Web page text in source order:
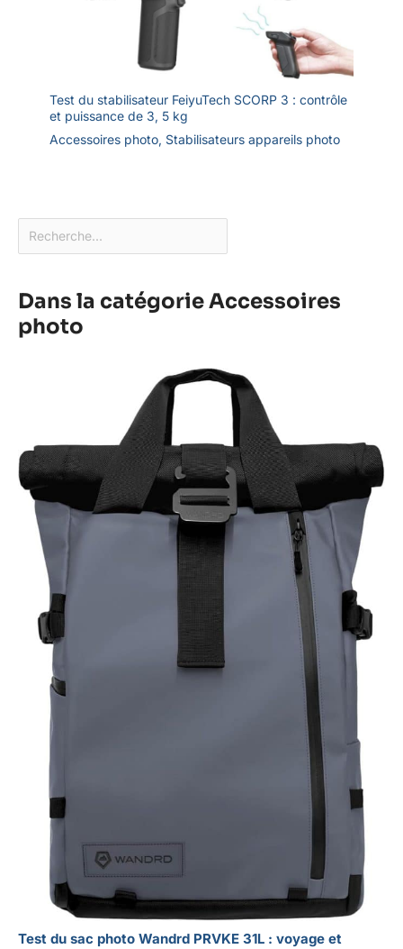
Test du stabilisateur FeiyuTech SCORP 3 : contrôle
et puissance de 3, 5 kg
Accessoires photo, Stabilisateurs appareils photo
Dans la catégorie Accessoires
photo
Test du sac photo Wandrd PRVKE 31L : voyage et